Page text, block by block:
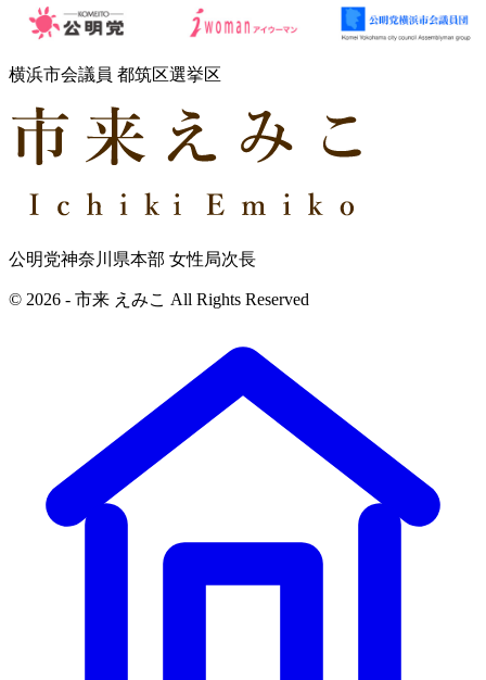
横浜市会議員 都筑区選挙区
公明党神奈川県本部 女性局次長
© 2026 - 市来 えみこ All Rights Reserved